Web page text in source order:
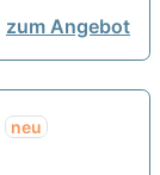
zum Angebot
neu